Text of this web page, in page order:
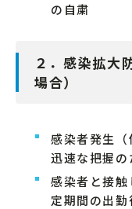
の自粛
２．感染拡大
場合）
感染者発生
迅速な把握
感染者と接
定期間の出